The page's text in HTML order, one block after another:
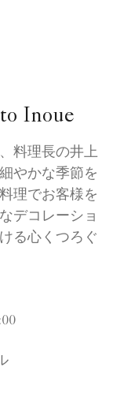
Inoue
料理長の井上
やかな季節を
理でお客様を
デコレーショ
る心くつろぐ